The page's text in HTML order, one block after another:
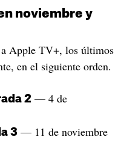
noviembre y
a Apple TV+, los últimos
en el siguiente orden.
2 — 4 de
3— 11 de noviembre